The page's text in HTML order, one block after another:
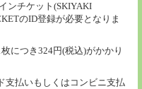
ンチケット(SKIYAKI
のID登録が必要となりま
につき324円(税込)がかかり
支払いもしくはコンビニ支払